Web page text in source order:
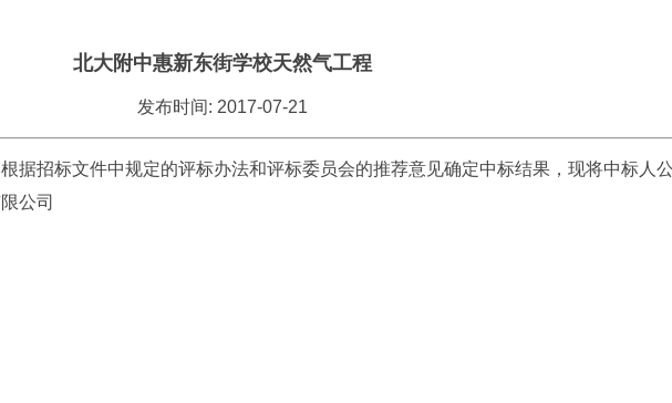
北大附中惠新东街学校天然气工程
发布时间: 2017-07-21
据招标文件中规定的评标办法和评标委员会的推荐意见确定中标结果，现将中标人公
公司